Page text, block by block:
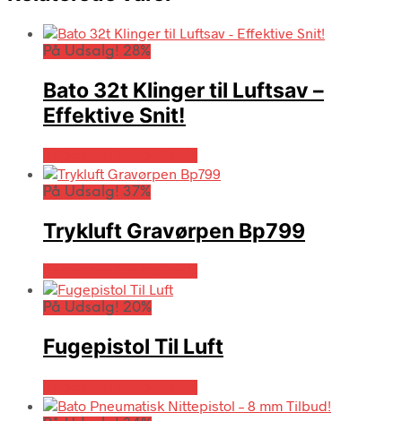
På Udsalg! 28%
Bato 32t Klinger til Luftsav –
Effektive Snit!
På Udsalg! 37%
Trykluft Gravørpen Bp799
På Udsalg! 20%
Fugepistol Til Luft